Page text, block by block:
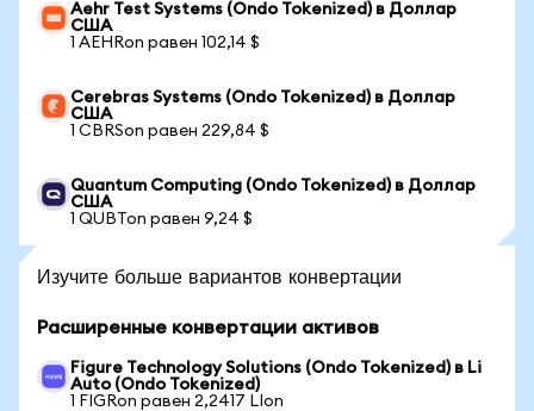
Aehr Test Systems (Ondo Tokenized) в Доллар
США
1 AEHRon равен 102,14 $
Cerebras Systems (Ondo Tokenized) в Доллар
США
1 CBRSon равен 229,84 $
Quantum Computing (Ondo Tokenized) в Доллар
США
1 QUBTon равен 9,24 $
Изучите больше вариантов конвертации
Расширенные конвертации активов
Figure Technology Solutions (Ondo Tokenized) в Li
Auto (Ondo Tokenized)
1 FIGRon равен 2,2417 LIon